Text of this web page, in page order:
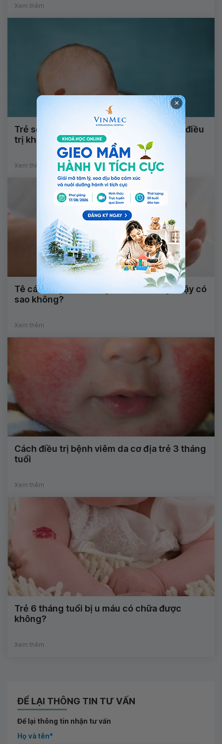
Xem thêm
Trẻ sơ sinh bị u máu dạng phẳng có cần điều
trị không?
Xem thêm
Tê cánh tay kèm đau gót chân khi ngủ dậy có
sao không?
Xem thêm
Cách điều trị bệnh viêm da cơ địa trẻ 3 tháng
tuổi
Xem thêm
Trẻ 6 tháng tuổi bị u máu có chữa được
không?
Xem thêm
ĐỂ LẠI THÔNG TIN TƯ VẤN
Để lại thông tin nhận tư vấn
Họ và tên*
×